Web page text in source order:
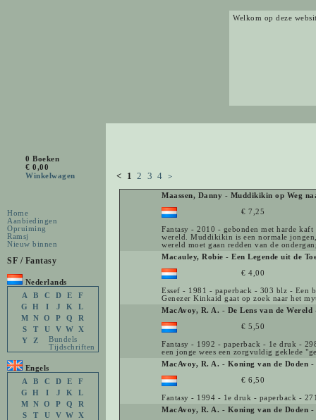
Welkom op deze
0 Boeken
€ 0,00
Winkelwagen
Home
Aanbiedingen
Opruiming
Ramsj
Nieuw binnen
SF / Fantasy
Nederlands
A
B C D E
F
G
H I J K
L
M
N O P Q
R
S
T U V W
X
Y
Z
Bundels
Tijdschriften
Engels
A
B C D E
F
G
H I J K
L
M
N O P Q
R
S
T U V W
X
< 1 2 3 4 >
Maassen, Danny - Muddikikin op Weg
€ 7,25
Fantasy - 2010 - gebonden met harde
wereld. Muddikikin is een normale
wereld moet gaan redden van de
Macauley, Robie - Een Legende uit de
€ 4,00
Essef - 1981 - paperback - 303 blz - Een
Genezer Kinkaid gaat op zoek naar het
MacAvoy, R. A. - De Lens van de Wereld
€ 5,50
Fantasy - 1992 - paperback - 1e druk -
een jonge wees een zorgvuldig geklede
MacAvoy, R. A. - Koning van de Doden -
€ 6,50
Fantasy - 1994 - 1e druk - paperback -
MacAvoy, R. A. - Koning van de Doden -